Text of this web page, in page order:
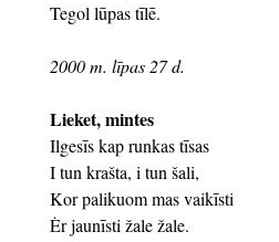
Tegol lūpas tīlē.
2000 m. līpas 27 d.
Lieket, mintes
Ilgesīs kap runkas tīsas
I tun krašta, i tun šali,
Kor palikuom mas vaikīsti
Ėr jaunīsti žale žale.